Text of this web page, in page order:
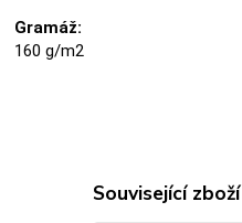
Gramáž:
160 g/m2
Související zboží